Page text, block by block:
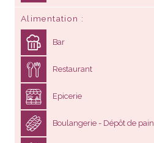
Alimentation
Bar
Restaurant
Epicerie
Boulangerie - Dépôt de pain